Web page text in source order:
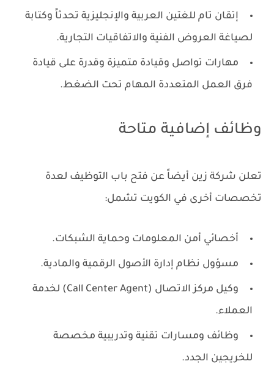
إتقان تام للغتين العربية والإنجليزية تحدثاً وكتابة
لصياغة العروض الفنية والاتفاقيات التجارية.
مهارات تواصل وقيادة متميزة وقدرة على قيادة
فرق العمل المتعددة المهام تحت الضغط.
وظائف إضافية متاحة
تعلن شركة زين أيضاً عن فتح باب التوظيف لعدة
تخصصات أخرى في الكويت تشمل:
أخصائي أمن المعلومات وحماية الشبكات.
مسؤول نظام إدارة الأصول الرقمية والمادية.
وكيل مركز الاتصال (Call Center Agent) لخدمة
العملاء.
وظائف ومسارات تقنية وتدريبية مخصصة
للخريجين الجدد.